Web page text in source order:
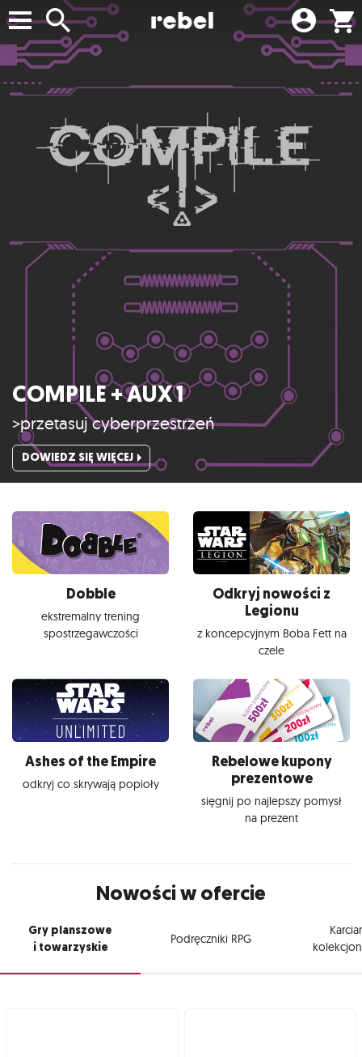
COMPILE + AUX 1
>przetasuj cyberprzestrzeń
DOWIEDZ SIĘ WIĘCEJ
Dobble
ekstremalny trening
spostrzegawczości
Odkryj nowości z
Legionu
z koncepcyjnym Boba Fett na
czele
Ashes of the Empire
odkryj co skrywają popioły
Rebelowe kupony
prezentowe
sięgnij po najlepszy pomysł
na prezent
Nowości w ofercie
Gry planszowe
i towarzyskie
Podręczniki RPG